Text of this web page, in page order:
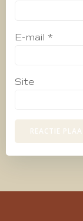
E-mail *
Site